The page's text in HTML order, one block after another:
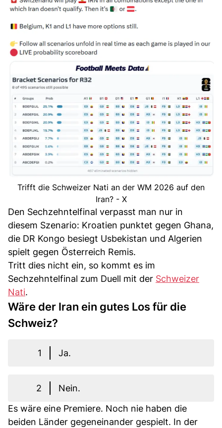
Trifft die Schweizer Nati an der WM 2026 auf den
Iran? - X
Den Sechzehntelfinal verpasst man nur in
diesem Szenario: Kroatien punktet gegen Ghana,
die DR Kongo besiegt Usbekistan und Algerien
spielt gegen Österreich Remis.
Tritt dies nicht ein, so kommt es im
Sechzehntelfinal zum Duell mit der Schweizer
Nati.
Wäre der Iran ein gutes Los für die
Schweiz?
1 Ja.
2
Nein.
Es wäre eine Premiere. Noch nie haben die
beiden Länder gegeneinander gespielt. In der